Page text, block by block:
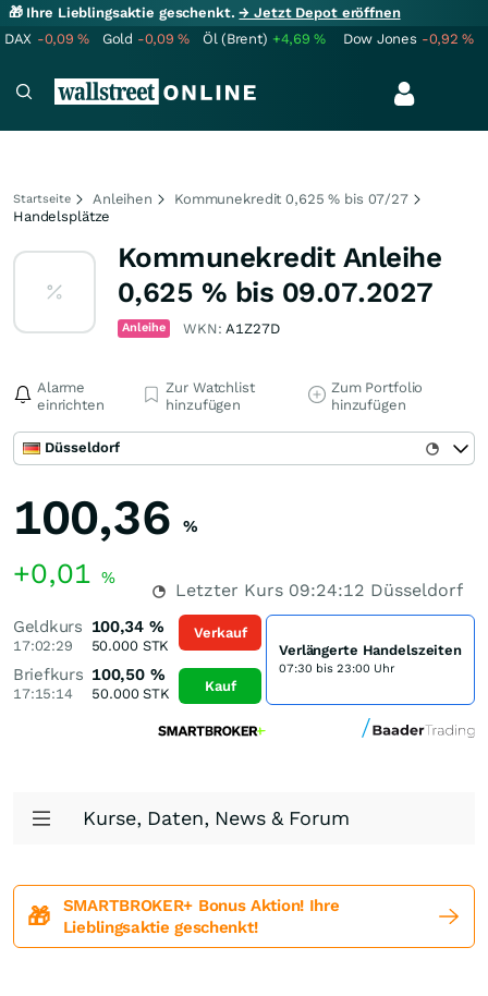
🎁 Ihre Lieblingsaktie geschenkt.→ Jetzt Depot eröffnen
DAX -0,09% Gold -0,09% Öl (Brent) +4,69% Dow Jones -0,92%
Startseite Anleihen
Kommunekredit 0,625 % bis 07/27
Handelsplätze
Kommunekredit Anleihe
0,625 % bis 09.07.2027
Anleihe WKN:A1Z27D
Alarme
einrichten
Zur Watchlist
hinzufügen
Zum Portfolio
hinzufügen
Düsseldorf
100,36 %
+0,01 %
Letzter Kurs 09:24:12 Düsseldorf
Geldkurs
17:02:29
100,34 %
50.000STK
Briefkurs
17:15:14
100,50 %
50.000STK
Verkauf
Kauf
Verlängerte Handelszeiten
07:30 bis 23:00 Uhr
Kurse, Daten, News & Forum
🎁
SMARTBROKER+ Bonus Aktion! Ihre
Lieblingsaktie geschenkt!